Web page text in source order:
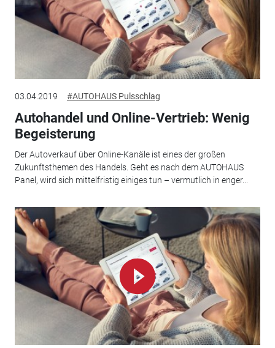
03.04.2019 #AUTOHAUS Pulsschlag
Autohandel und Online-Vertrieb: Wenig
Begeisterung
Der Autoverkauf über Online-Kanäle ist eines der großen
Zukunftsthemen des Handels. Geht es nach dem AUTOHAUS
Panel, wird sich mittelfristig einiges tun – vermutlich in enger...